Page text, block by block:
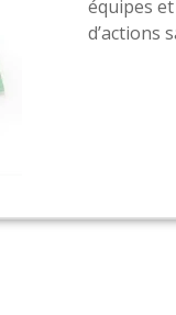
équipes
d’actions